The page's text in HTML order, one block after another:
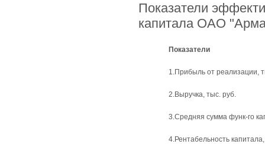
Показатели
капитала ОАО
Показатели
1.Прибыль от реализации,
2.Выручка, тыс. руб.
3.Средняя сумма функ-го
4.Рентабельность